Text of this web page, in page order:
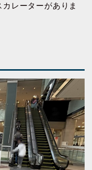
レーターがありま